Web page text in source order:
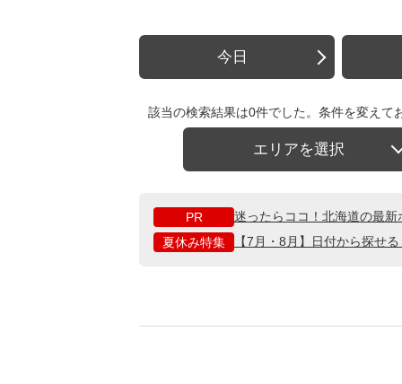
今日
該当の検索結果は0件でした。条件を変えて
エリアを選択
PR
迷ったらココ！北海道の最
夏休み特集
【7月・8月】日付から探せ